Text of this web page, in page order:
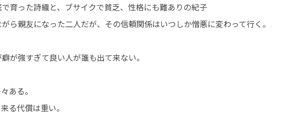
育った詩織と、ブサイクで貧乏、性格にも難ありの紀子
ら親友になった二人だが、その信頼関係はいつしか憎悪に変わって行く。
が強すぎて良い人が誰も出て来ない。
ある。
る代償は重い。